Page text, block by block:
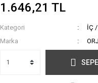
1.646,21 TL
Kategori
İÇ
Marka